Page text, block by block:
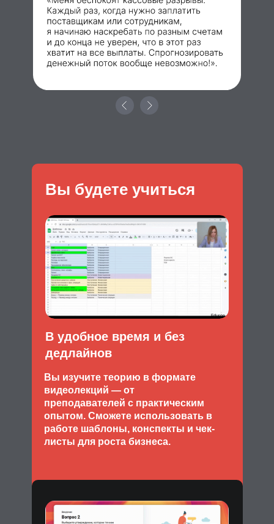
Вы изучите теорию в формате
видеолекций — от
преподавателей с практическим
опытом. Сможете использовать в
работе шаблоны, конспекты и чек-
листы для роста бизнеса.
В удобное время и без
дедлайнов
Вы будете учиться